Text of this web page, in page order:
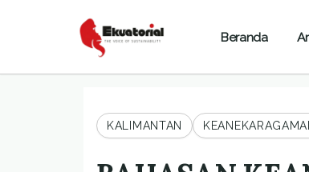
Beranda
KALIMANTAN